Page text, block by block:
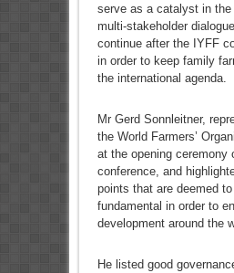
serve as a catalyst in the
multi-stakeholder dialogue
continue after the IYFF
in order to keep family
the international agenda.
Mr Gerd Sonnleitner,
the World Farmers’
at the opening ceremony
conference, and
points that are deemed to
fundamental in order to
development around the
He listed good